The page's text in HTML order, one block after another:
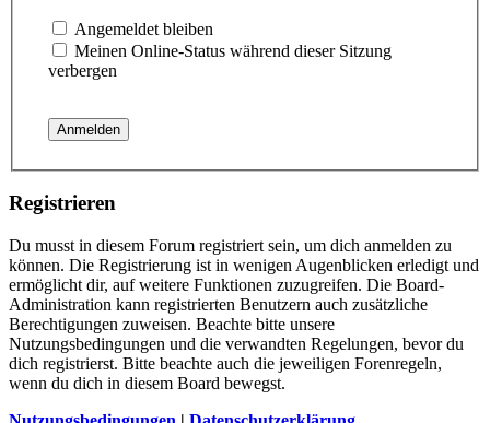
Angemeldet bleiben
Meinen Online-Status während dieser Sitzung
verbergen
Registrieren
Du musst in diesem Forum registriert sein, um dich anmelden zu
können. Die Registrierung ist in wenigen Augenblicken erledigt und
ermöglicht dir, auf weitere Funktionen zuzugreifen. Die Board-
Administration kann registrierten Benutzern auch zusätzliche
Berechtigungen zuweisen. Beachte bitte unsere
Nutzungsbedingungen und die verwandten Regelungen, bevor du
dich registrierst. Bitte beachte auch die jeweiligen Forenregeln,
wenn du dich in diesem Board bewegst.